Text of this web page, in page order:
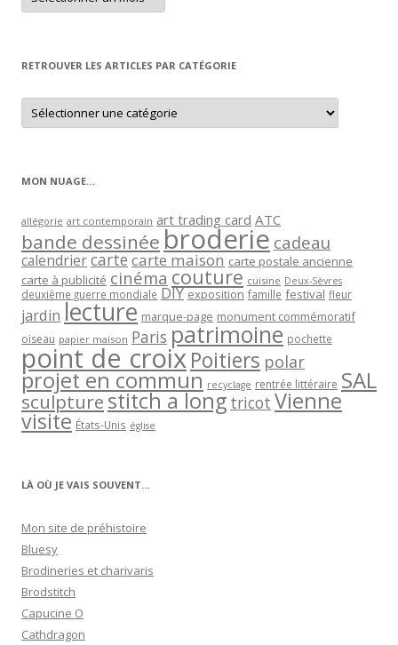
article
RETROUVER LES ARTICLES PAR CATÉGORIE
Retrouver
les
articles
MON NUAGE…
allégorie art contemporain art trading card ATC
bande dessinée broderie cadeau
calendriercartecarte maison carte postale ancienne
carte à publicité cinéma couture cuisine Deux-Sèvres
deuxième guerre mondiale DIY exposition famille festival fleur
jardin lecture marque-page monument commémoratif
oiseau papier maison Paris patrimoine pochette
point de croixPoitiers polar
projet en commun recyclage rentrée littéraire SAL
sculpturestitch a long tricot Vienne
visite États-Unis église
LÀ OÙ JE VAIS SOUVENT…
Mon site de préhistoire
Bluesy
Brodineries et charivaris
Brodstitch
Capucine O
Cathdragon